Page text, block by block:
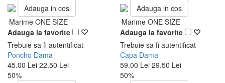
Adauga in cos
Marime ONE SIZE
Adauga la favorite
Trebuie sa fi autentificat
Poncho Dama
45.00 Lei 22.50 Lei
Adauga in cos
Marime ONE SIZE
Adauga la favorite
Trebuie sa fi autentificat
Capa Dama
59.00 Lei 29.50 Lei
50%
50%